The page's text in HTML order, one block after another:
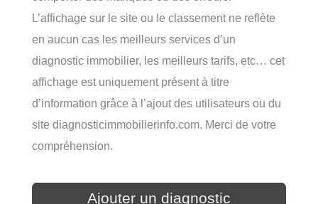
L’affichage sur le site ou le classement ne reflète
en aucun cas les meilleurs services d’un
diagnostic immobilier, les meilleurs tarifs, etc… cet
affichage est uniquement présent à titre
d’information grâce à l’ajout des utilisateurs ou du
site diagnosticimmobilierinfo.com. Merci de votre
compréhension.
Ajouter un diagnostic